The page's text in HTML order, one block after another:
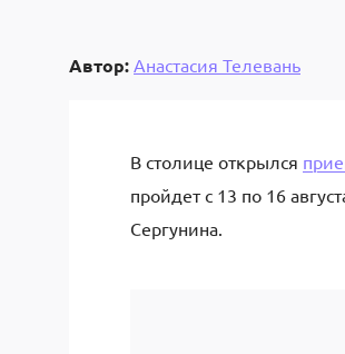
Автор: Анастасия Телевань
В столице открылся
пройдет с 13 по 16
Сергунина.